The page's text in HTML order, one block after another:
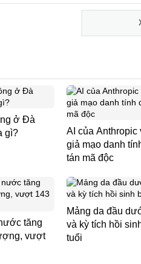
ở Đà
gì?
AI của Anthropic
giả mạo danh
tán mã độc
tăng
vượt
Mảng da đầu
và kỳ tích hồi
tuổi